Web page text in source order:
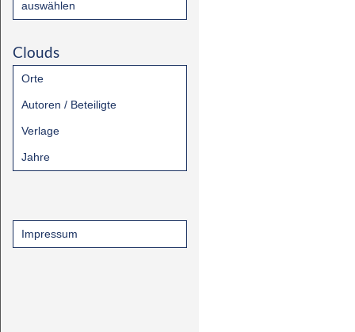
auswählen
Clouds
Orte
Autoren / Beteiligte
Verlage
Jahre
Impressum